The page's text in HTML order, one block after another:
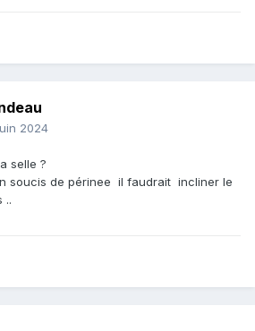
2024
selle ?
soucis de périnee il faudrait incliner le
..